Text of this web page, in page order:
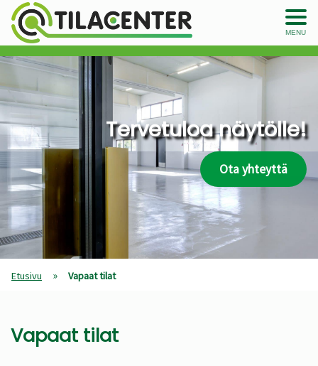
MENU
Tervetuloa näytölle!
Ota yhteyttä
Etusivu » Vapaat tilat
Vapaat tilat